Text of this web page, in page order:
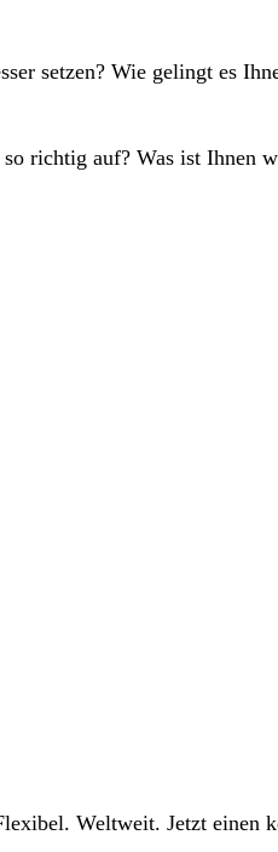
setzen? Wie gelingt es
richtig auf? Was ist Ihnen
Weltweit. Jetzt einen